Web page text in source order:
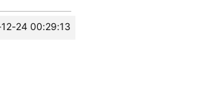
24 00:29:13